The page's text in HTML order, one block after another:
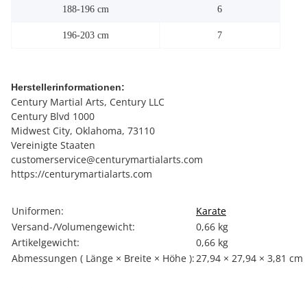
188-196 cm 6
196-203 cm 7
Herstellerinformationen:
Century Martial Arts, Century LLC
Century Blvd 1000
Midwest City, Oklahoma, 73110
Vereinigte Staaten
customerservice@centurymartialarts.com
https://centurymartialarts.com
Produkteigenschaft
Wert
Uniformen:
Karate
Versand-/Volumengewicht:
0,66 kg
Artikelgewicht:
0,66 kg
Abmessungen ( Länge × Breite × Höhe ):27,94 × 27,94 × 3,81 cm